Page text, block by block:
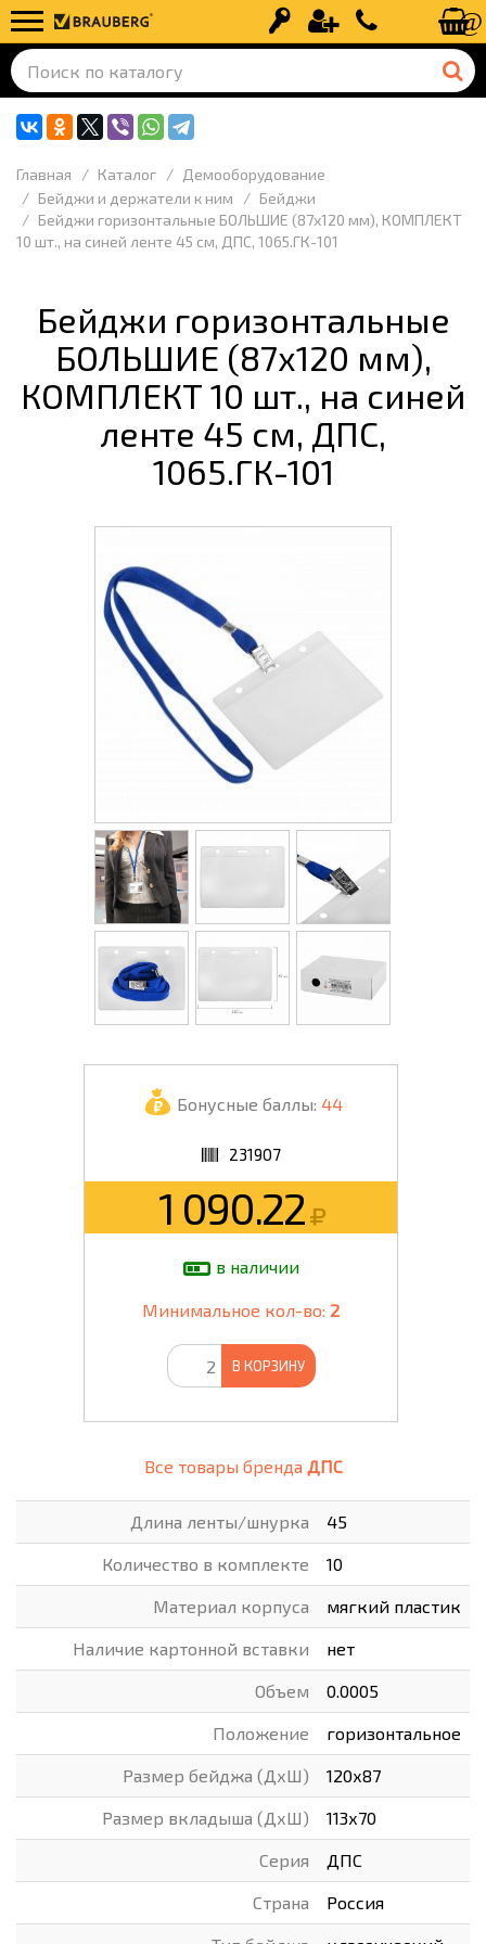
Вход Регистрация+7 (499) 110-
Главная Каталог
Демооборудование
Бейджи и держатели к ним
Бейджи
Бейджи горизонтальные БОЛЬШИЕ (87х120 мм), КОМПЛЕКТ
10 шт., на синей ленте 45 см, ДПС, 1065.ГК-101
Бейджи горизонтальные
БОЛЬШИЕ (87х120 мм),
КОМПЛЕКТ 10 шт., на синей
ленте 45 см, ДПС,
1065.ГК-101
Бонусные баллы: 44
231907
1 090.22
в наличии
Минимальное кол-во: 2
В КОРЗИНУ
Все товары бренда ДПС
Длина ленты/шнурка 45
Количество в комплекте 10
Материал корпуса мягкий пластик
Наличие картонной вставки нет
Объем 0.0005
Положение горизонтальное
Размер бейджа (ДхШ) 120х87
Размер вкладыша (ДхШ) 113х70
Серия ДПС
Страна Россия